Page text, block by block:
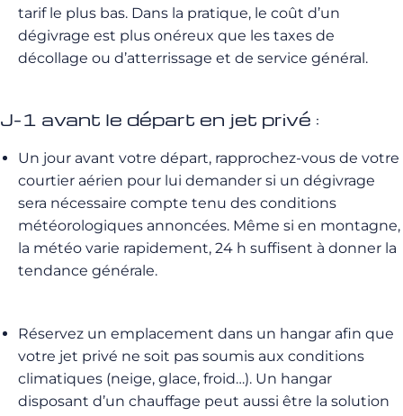
tarif le plus bas. Dans la pratique, le coût d’un
dégivrage est plus onéreux que les taxes de
décollage ou d’atterrissage et de service général.
J-1 avant le départ en jet privé :
Un jour avant votre départ, rapprochez-vous de votre
courtier aérien pour lui demander si un dégivrage
sera nécessaire compte tenu des conditions
météorologiques annoncées. Même si en montagne,
la météo varie rapidement, 24 h suffisent à donner la
tendance générale.
Réservez un emplacement dans un hangar afin que
votre jet privé ne soit pas soumis aux conditions
climatiques (neige, glace, froid…). Un hangar
disposant d’un chauffage peut aussi être la solution